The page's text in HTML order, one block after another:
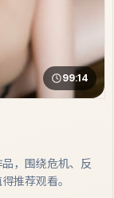
99:14
，围绕危机、反
推荐观看。